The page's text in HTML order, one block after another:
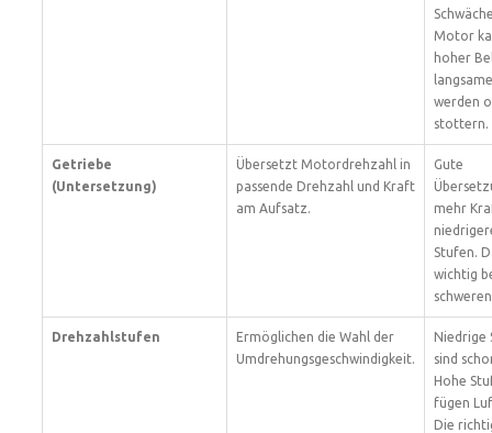
Motor
hoher
werden
stottern.
Getriebe
(Untersetzung)
Übersetzt Motordrehzahl in
passende Drehzahl und Kraft
am Aufsatz.
Gute
mehr
Stufen.
wichtig
Drehzahlstufen
Ermöglichen die Wahl der
Umdrehungsgeschwindigkeit.
Niedrige
sind
Hohe
fügen
Die